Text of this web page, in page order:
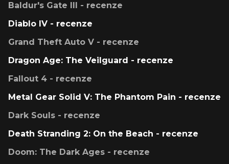
Baldur's Gate III - recenze
Diablo IV - recenze
Grand Theft Auto V - recenze
Dragon Age: The Veilguard - recenze
Fallout 4 - recenze
Metal Gear Solid V: The Phantom Pain - recenze
Dark Souls - recenze
Death Stranding 2: On the Beach - recenze
Doom: The Dark Ages - recenze